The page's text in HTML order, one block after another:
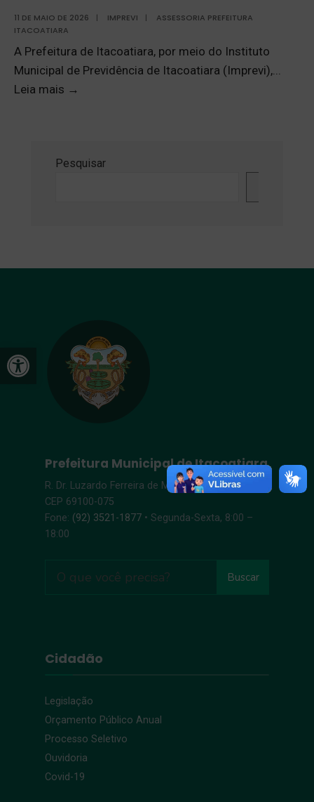
Abrir a barra de ferramentas
11 DE MAIO DE 2026 | IMPREVI |
ASSESSORIA PREFEITURA
ITACOATIARA
A Prefeitura de Itacoatiara, por meio do Instituto
Municipal de Previdência de Itacoatiara (Imprevi),...
Leia mais →
Pesquisar
Prefeitura Municipal de Itacoatiara
R. Dr. Luzardo Ferreira de Melo, s/n – Centro |
CEP 69100-075
Fone: (92) 3521-1877 • Segunda-Sexta, 8:00 –
18:00
Buscar
Cidadão
Legislação
Orçamento Público Anual
Processo Seletivo
Ouvidoria
Covid-19